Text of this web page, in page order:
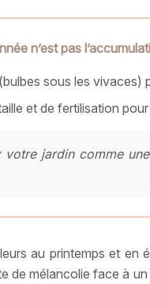
n’est pas
sous les
et de fertilisation
jardin comme
au printemps et
de mélancolie face à